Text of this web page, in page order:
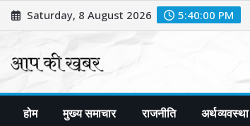
Skip
to
Saturday, 8 August 2026 5:40:01 PM
होम मुख्य समाचार राजनीति अर्थव्यवस्था